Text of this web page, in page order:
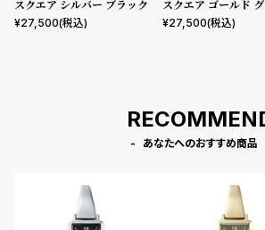
スクエア シルバー ブラック
¥27,500(税込)
スクエア ゴールド
¥27,500(税込)
あなたへのおすすめ商品